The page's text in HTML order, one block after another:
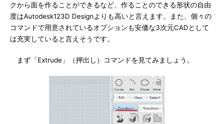
クから面を作ることができるなど、作ることのできる形状の自由
度はAutodesk123D Designよりも高いと言えます。また、個々の
コマンドで用意されているオプションも安価な3次元CADとして
は充実していると言えそうです。
まず「Extrude」（押出し）コマンドを見てみましょう。